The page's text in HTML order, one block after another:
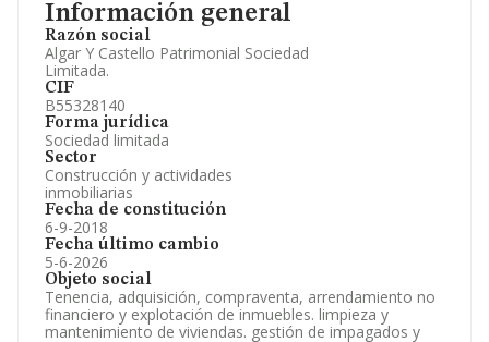
Información general
Razón social
Algar Y Castello Patrimonial Sociedad
Limitada.
CIF
B55328140
Forma jurídica
Sociedad limitada
Sector
Construcción y actividades
inmobiliarias
Fecha de constitución
6-9-2018
Fecha último cambio
5-6-2026
Objeto social
Tenencia, adquisición, compraventa, arrendamiento no
financiero y explotación de inmuebles. limpieza y
mantenimiento de viviendas. gestión de impagados y
Artículos de prensa publicados sobre la empresa.
Información oficial y registral complementaria.